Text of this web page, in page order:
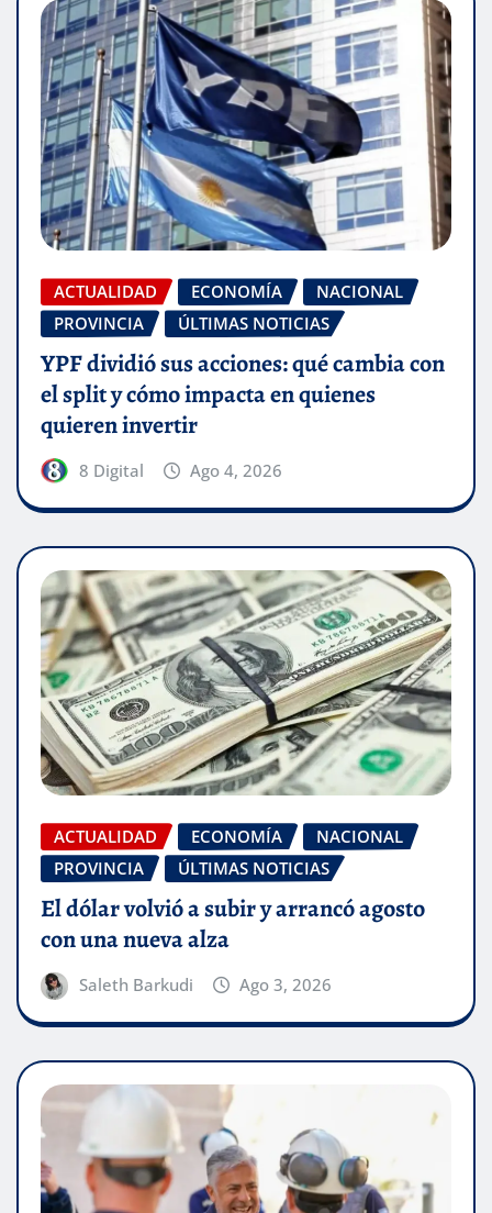
ACTUALIDAD ECONOMÍA
NACIONAL
PROVINCIA
ÚLTIMAS NOTICIAS
YPF dividió sus acciones: qué cambia con
el split y cómo impacta en quienes
quieren invertir
8 Digital Ago 4, 2026
ACTUALIDAD ECONOMÍA
NACIONAL
PROVINCIA
ÚLTIMAS NOTICIAS
El dólar volvió a subir y arrancó agosto
con una nueva alza
Saleth Barkudi Ago 3, 2026